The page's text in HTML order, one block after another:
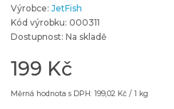
Výrobce: JetFish
Kód výrobku: 000311
Dostupnost: Na skladě
199 Kč
Měrná hodnota s DPH: 199,02 Kč / 1 kg